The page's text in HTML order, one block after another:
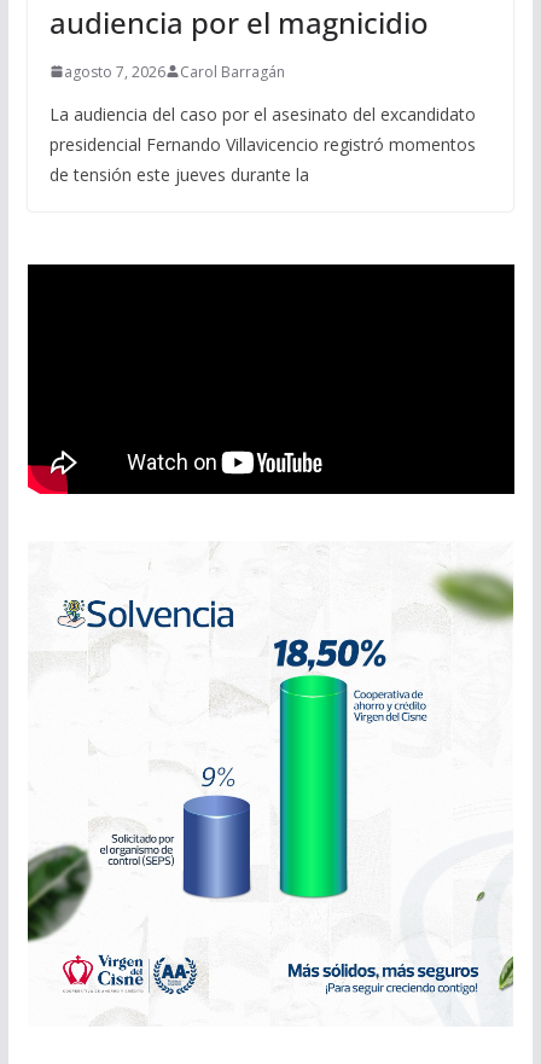
audiencia por el magnicidio
agosto 7, 2026 Carol Barragán
La audiencia del caso por el asesinato del excandidato
presidencial Fernando Villavicencio registró momentos
de tensión este jueves durante la